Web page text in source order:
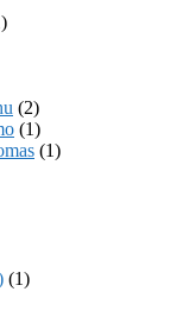
(2)
(1)
(1)
(1)